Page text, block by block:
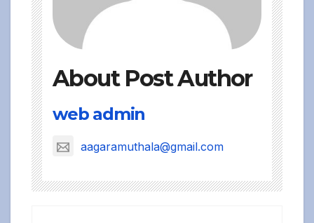
About Post Author
web admin
aagaramuthala@gmail.com